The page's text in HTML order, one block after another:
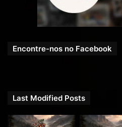
Encontre-nos no Facebook
Last Modified Posts